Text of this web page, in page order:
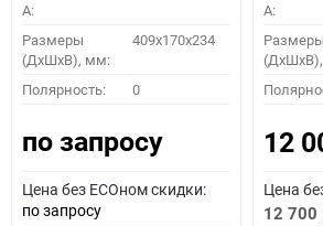
A:
Размеры
(ДхШхВ), мм:
409x170x234
Полярность: 0
по запросу
Цена без ECOном скидки:
по запросу
A:
Размеры
12
Цена
12 700